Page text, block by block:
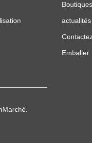
Boutiques
actualités
Emballer